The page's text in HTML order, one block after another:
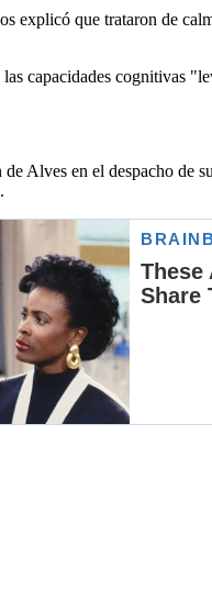
que trataron de
capacidades cognitivas
Alves en el despacho de